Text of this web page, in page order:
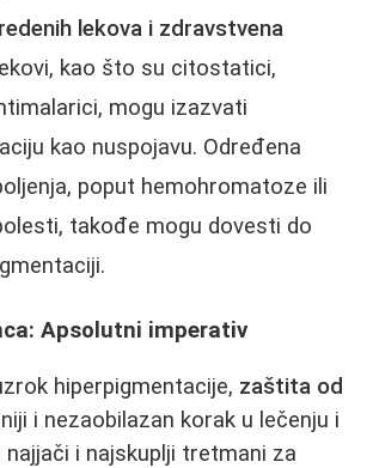
lekova i zdravstvena
kao što su citostatici,
mogu izazvati
kao nuspojavu. Određena
poput hemohromatoze ili
takođe mogu dovesti do
Apsolutni imperativ
hiperpigmentacije, zaštita od
i nezaobilazan korak u lečenju i
najjači i najskuplji tretmani za